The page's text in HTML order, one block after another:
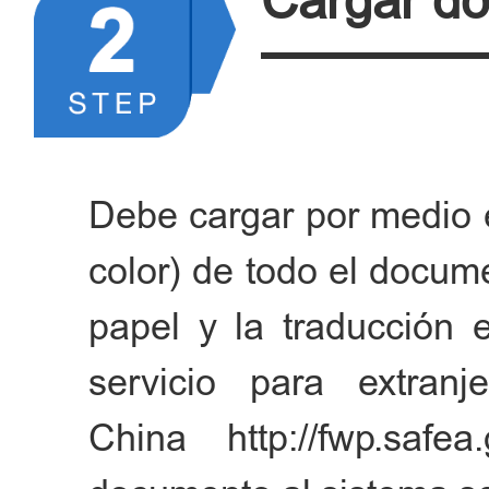
Nota: El sello oficial
nombre legal, así
instituciones de
se hayan registrado en
2. Un certificado
de la experiencia
actual debe ser
Debe cargar por
color) de todo el
papel y la traducción
servicio para
China http://